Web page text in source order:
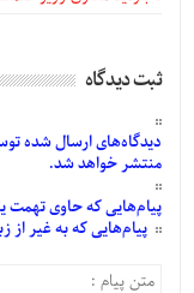
ثبت دیدگاه
دیدگاه‌هایارسالشده
منتشر خواهد شد.
پیام‌هاییکه حاوی تهمت
پیام‌هاییکه به غیر از